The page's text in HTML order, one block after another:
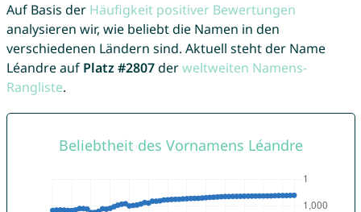
Auf Basis der Häufigkeit positiver Bewertungen
analysieren wir, wie beliebt die Namen in den
verschiedenen Ländern sind. Aktuell steht der Name
Léandre auf Platz #2807derweltweiten Namens-
Rangliste.